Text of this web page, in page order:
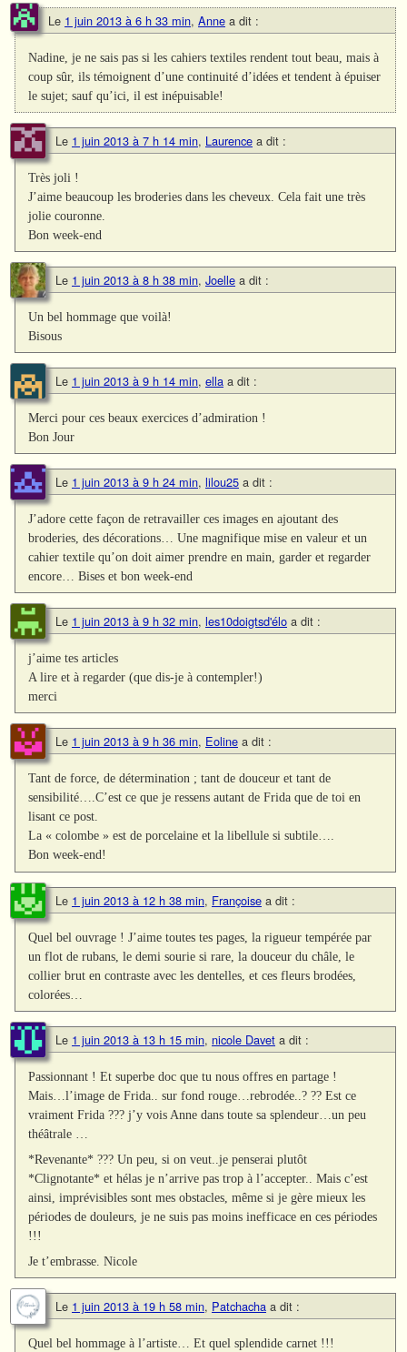
Le 1 juin 2013 à 6 h 33 min, Anne a dit :
Nadine, je ne sais pas si les cahiers textiles rendent tout beau, mais à
coup sûr, ils témoignent d’une continuité d’idées et tendent à épuiser
le sujet; sauf qu’ici, il est inépuisable!
Le 1 juin 2013 à 7 h 14 min, Laurence a dit :
Très joli !
J’aime beaucoup les broderies dans les cheveux. Cela fait une très
jolie couronne.
Bon week-end
Le 1 juin 2013 à 8 h 38 min, Joelle a dit :
Un bel hommage que voilà!
Bisous
Le 1 juin 2013 à 9 h 14 min, ella a dit :
Merci pour ces beaux exercices d’admiration !
Bon Jour
Le 1 juin 2013 à 9 h 24 min, lilou25 a dit :
J’adore cette façon de retravailler ces images en ajoutant des
broderies, des décorations… Une magnifique mise en valeur et un
cahier textile qu’on doit aimer prendre en main, garder et regarder
encore… Bises et bon week-end
Le 1 juin 2013 à 9 h 32 min, les10doigtsd'élo a dit :
j’aime tes articles
A lire et à regarder (que dis-je à contempler!)
merci
Le 1 juin 2013 à 9 h 36 min, Eoline a dit :
Tant de force, de détermination ; tant de douceur et tant de
sensibilité….C’est ce que je ressens autant de Frida que de toi en
lisant ce post.
La « colombe » est de porcelaine et la libellule si subtile….
Bon week-end!
Le 1 juin 2013 à 12 h 38 min, Françoise a dit :
Quel bel ouvrage ! J’aime toutes tes pages, la rigueur tempérée par
un flot de rubans, le demi sourie si rare, la douceur du châle, le
collier brut en contraste avec les dentelles, et ces fleurs brodées,
colorées…
Le 1 juin 2013 à 13 h 15 min, nicole Davet a dit :
Passionnant ! Et superbe doc que tu nous offres en partage !
Mais…l’image de Frida.. sur fond rouge…rebrodée..? ?? Est ce
vraiment Frida ??? j’y vois Anne dans toute sa splendeur…un peu
théâtrale …
*Revenante* ??? Un peu, si on veut..je penserai plutôt
*Clignotante* et hélas je n’arrive pas trop à l’accepter.. Mais c’est
ainsi, imprévisibles sont mes obstacles, même si je gère mieux les
périodes de douleurs, je ne suis pas moins inefficace en ces périodes
!!!
Je t’embrasse. Nicole
Le 1 juin 2013 à 19 h 58 min, Patchacha a dit :
Quel bel hommage à l’artiste… Et quel splendide carnet !!!